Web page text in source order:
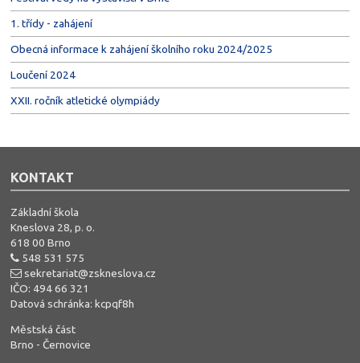
1. třídy - zahájení
Obecná informace k zahájení školního roku 2024/2025
Loučení 2024
XXII. ročník atletické olympiády
KONTAKT
Základní škola
Kneslova 28, p. o.
618 00 Brno
548 531 575
sekretariat@zskneslova.cz
IČO: 494 66 321
Datová schránka: kcpqf8h
Městská část
Brno - Černovice